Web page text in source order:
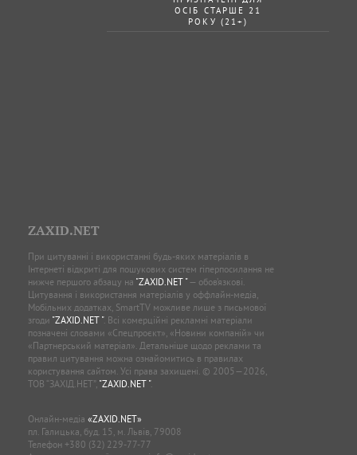
ОСІБ СТАРШЕ 21
РОКУ (21+)
ZAXID.NET
При цитуванні і використанні будь-яких матеріалів в
Інтернеті відкриті для пошукових систем гіперпосилання не
нижче першого абзацу на "ZAXID.NET "— обов’язкові.
Цитування і використання матеріалів у оффлайн-медіа,
Мобільних додатках, SmartTV можливе лише з письмової
згоди "ZAXID.NET ". Всі комерційні рекламні матеріали
позначені словами «Спецпроєкт», «Новини компаній» чи
«Партнерський матеріал». Детальніше щодо реклами та
правил цитування можна ознайомитись в правилах
користування сайтом. Усі права захищені. © 2005—2026,
ТОВ “ЗАХІД.НЕТ”, "ZAXID.NET ".
Онлайн-медіа «ZAXID.NET»
пл. Галицька, буд. 15, м. Львів, 79008
Телефон +380 (32) 229-77-77